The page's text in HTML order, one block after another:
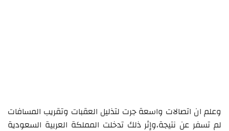
وعلم ان اتصالات واسعة جرت لتذليل العقبات وتقريب المسافات
لم تسفر عن نتيجة،وإثر ذلك تدخلت المملكة العربية السعودية